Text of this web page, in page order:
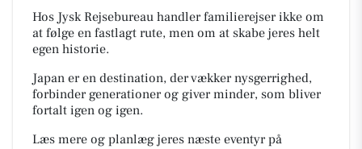
Hos Jysk Rejsebureau handler familierejser ikke om
at følge en fastlagt rute, men om at skabe jeres helt
egen historie.
Japan er en destination, der vækker nysgerrighed,
forbinder generationer og giver minder, som bliver
fortalt igen og igen.
Læs mere og planlæg jeres næste eventyr på